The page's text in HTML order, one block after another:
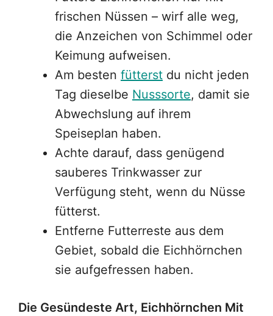
frischen Nüssen – wirf alle weg,
die Anzeichen von Schimmel oder
Keimung aufweisen.
Am besten fütterst du nicht jeden
Tag dieselbe Nusssorte, damit sie
Abwechslung auf ihrem
Speiseplan haben.
Achte darauf, dass genügend
sauberes Trinkwasser zur
Verfügung steht, wenn du Nüsse
fütterst.
Entferne Futterreste aus dem
Gebiet, sobald die Eichhörnchen
sie aufgefressen haben.
Die Gesündeste Art, Eichhörnchen Mit